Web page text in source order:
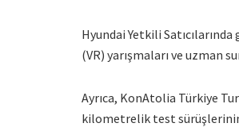
Hyundai Yetkili
(VR) yarışmaları ve uzman
Ayrıca, KonAtolia Türkiye
kilometrelik test